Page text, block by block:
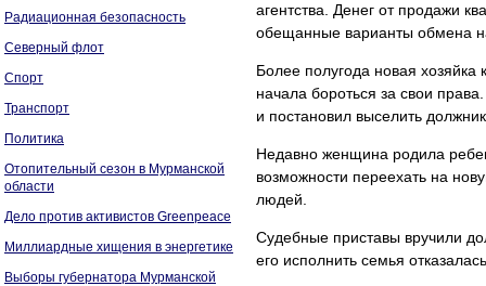
Радиационная безопасность
Северный флот
Спорт
Транспорт
Политика
Отопительный сезон в Мурманской
области
Дело против активистов Greenpeace
Миллиардные хищения в энергетике
Выборы губернатора Мурманской
агентства. Денег от продажи
обещанные варианты обмена
Более полугода новая
начала бороться за свои
и постановил выселить
Недавно женщина родила
возможности переехать на
людей.
Судебные приставы вручили
его исполнить семья